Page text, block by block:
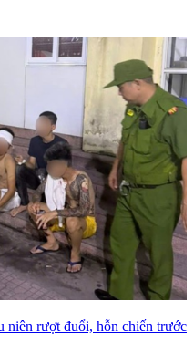
niên rượt đuổi, hỗn chiến trước